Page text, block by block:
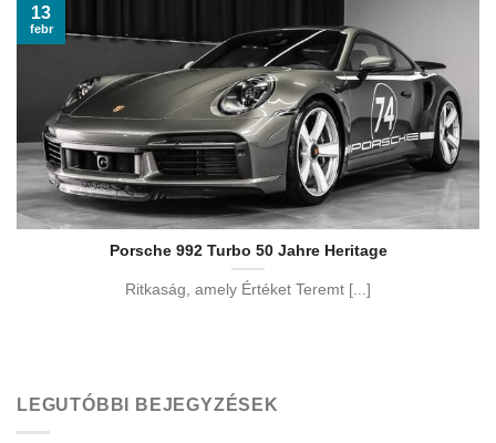
Porsche 992 Turbo 50 Jahre Heritage
Ritkaság, amely Értéket Teremt [...]
13
febr
LEGUTÓBBI BEJEGYZÉSEK